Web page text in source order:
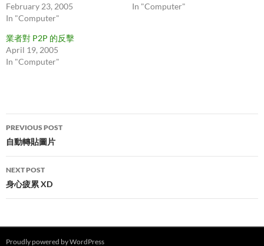
February 23, 2005
In "Computer"
In "Computer"
業者對 P2P 的反擊
April 19, 2005
In "Computer"
Post
navigation
PREVIOUS POST
自動轉貼圖片
NEXT POST
身心疲累 XD
Proudly powered by WordPress